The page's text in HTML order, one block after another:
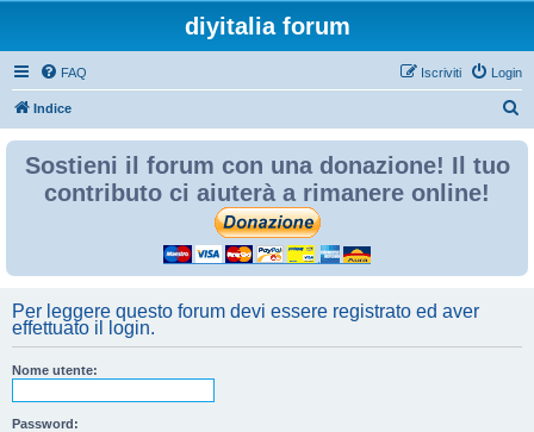
diyitalia forum
FAQ Login
Iscriviti
Indice
Sostieni il forum con una donazione! Il tuo
contributo ci aiuterà a rimanere online!
Per leggere questo forum devi essere registrato ed aver
effettuato il login.
Nome utente:
Password: